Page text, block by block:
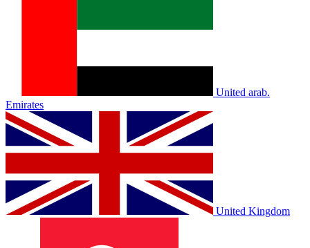
United arab.
Emirates
United Kingdom